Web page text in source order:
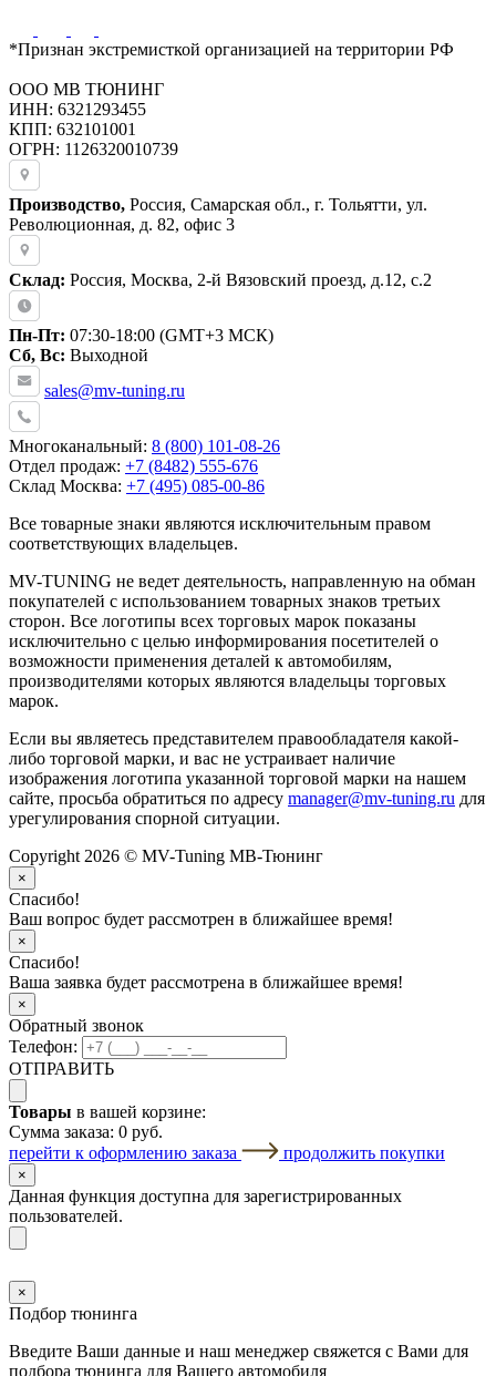
*Признан экстремисткой организацией на территории РФ
ООО МВ ТЮНИНГ
ИНН: 6321293455
КПП: 632101001
ОГРН: 1126320010739
Производство, Россия, Самарская обл., г. Тольятти, ул.
Революционная, д. 82, офис 3
Склад: Россия, Москва, 2-й Вязовский проезд, д.12, с.2
Пн-Пт: 07:30-18:00 (GMT+3 МСК)
Сб, Вс: Выходной
sales@mv-tuning.ru
Многоканальный: 8 (800) 101-08-26
Отдел продаж: +7 (8482) 555-676
Склад Москва: +7 (495) 085-00-86
Все товарные знаки являются исключительным правом
соответствующих владельцев.
MV-TUNING не ведет деятельность, направленную на обман
покупателей с использованием товарных знаков третьих
сторон. Все логотипы всех торговых марок показаны
исключительно с целью информирования посетителей о
возможности применения деталей к автомобилям,
производителями которых являются владельцы торговых
марок.
Если вы являетесь представителем правообладателя какой-
либо торговой марки, и вас не устраивает наличие
изображения логотипа указанной торговой марки на нашем
сайте, просьба обратиться по адресу manager@mv-tuning.ru для
урегулирования спорной ситуации.
Copyright 2026 © MV-Tuning МВ-Тюнинг
×
Спасибо!
Ваш вопрос будет рассмотрен в ближайшее время!
×
Спасибо!
Ваша заявка будет рассмотрена в ближайшее время!
×
Обратный звонок
Телефон:
ОТПРАВИТЬ
Товары в вашей корзине:
Сумма заказа: 0 руб.
перейти к оформлению заказа
продолжить покупки
×
Данная функция доступна для зарегистрированных
пользователей.
×
Подбор тюнинга
Введите Ваши данные и наш менеджер свяжется с Вами для
подбора тюнинга для Вашего автомобиля